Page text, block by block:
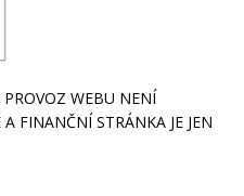
WEBU NENÍ
FINANČNÍ STRÁNKA JE JEN